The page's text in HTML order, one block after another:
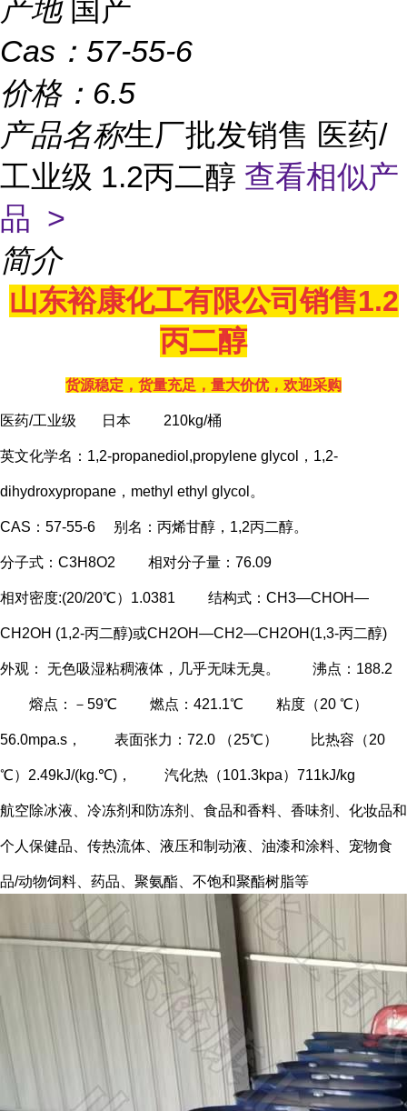
产地 国产
Cas： 57-55-6
价格： 6.5
产品名称生厂批发销售 医药/
工业级 1.2丙二醇 查看相似产
品 >
简介
山东裕康化工有限公司销售1.2
丙二醇
货源稳定，货量充足，量大价优，欢迎采购
医药/工业级 日本 210kg/桶
英文化学名：1,2-propanediol,propylene glycol，1,2-
dihydroxypropane，methyl ethyl glycol。
CAS：57-55-6 别名：丙烯甘醇，1,2丙二醇。
分子式：C3H8O2 相对分子量：76.09
相对密度:(20/20℃）1.0381 结构式：CH3—CHOH—
CH2OH (1,2-丙二醇)或CH2OH—CH2—CH2OH(1,3-丙二醇)
外观： 无色吸湿粘稠液体，几乎无味无臭。 沸点：188.2
熔点：－59℃ 燃点：421.1℃ 粘度（20 ℃）
56.0mpa.s， 表面张力：72.0 （25℃） 比热容（20
℃）2.49kJ/(kg.℃)， 汽化热（101.3kpa）711kJ/kg
航空除冰液、冷冻剂和防冻剂、食品和香料、香味剂、化妆品和
个人保健品、传热流体、液压和制动液、油漆和涂料、宠物食
品/动物饲料、药品、聚氨酯、不饱和聚酯树脂等